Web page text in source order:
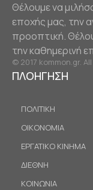
Θέλουμε να
εποχής μας, την
προοπτική.
την καθημερινή
© 2017 kommon.gr.
ΠΛΟΗΓΗΣΗ
ΠΟΛΙΤΙΚΗ
ΟΙΚΟΝΟΜΙΑ
ΕΡΓΑΤΙΚΟ ΚΙΝΗΜΑ
ΔΙΕΘΝΗ
ΚΟΙΝΩΝΙΑ